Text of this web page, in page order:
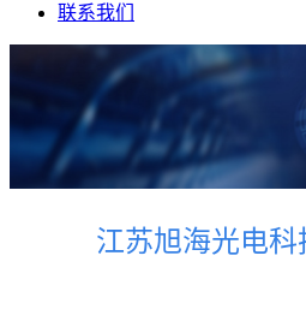
联系我们
江苏旭海光电科